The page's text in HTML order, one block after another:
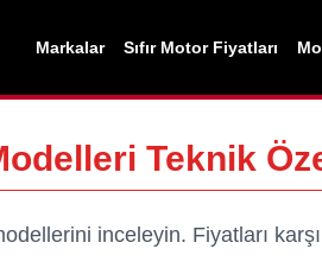
Markalar Sıfır Motor Fiyatları
Teknik
inceleyin. Fiyatları